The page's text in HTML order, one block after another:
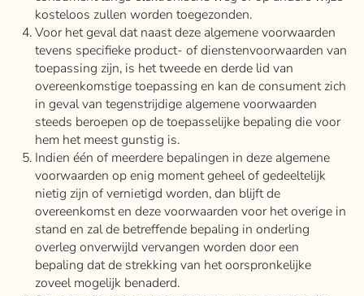
kosteloos zullen worden toegezonden.
Voor het geval dat naast deze algemene voorwaarden
tevens specifieke product- of dienstenvoorwaarden van
toepassing zijn, is het tweede en derde lid van
overeenkomstige toepassing en kan de consument zich
in geval van tegenstrijdige algemene voorwaarden
steeds beroepen op de toepasselijke bepaling die voor
hem het meest gunstig is.
Indien één of meerdere bepalingen in deze algemene
voorwaarden op enig moment geheel of gedeeltelijk
nietig zijn of vernietigd worden, dan blijft de
overeenkomst en deze voorwaarden voor het overige in
stand en zal de betreffende bepaling in onderling
overleg onverwijld vervangen worden door een
bepaling dat de strekking van het oorspronkelijke
zoveel mogelijk benaderd.